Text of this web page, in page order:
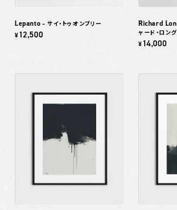
Lepanto – サイ・トゥオンブリー
¥12,500
Richard
ャード・ロング
¥14,000